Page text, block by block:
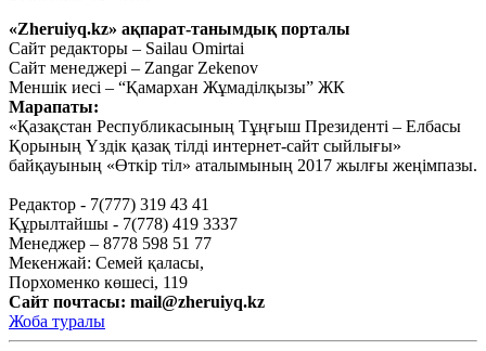
«Сэрге» сенеміз бе, жоқ па?…
Қыркүйек 16, 2020
Ауыл шаруашылығын
дамытпай, бәсекеге қабілетті
экономика құру мүмкін емес
Қыркүйек 15, 2020
Тағы оқу
«Zheruiyq.kz» ақпарат-танымдық порталы
Сайт редакторы – Sailau Omirtai
Сайт менеджері – Zangar Zekenov
Меншік иесі – “Қамархан Жұмаділқызы” ЖК
Марапаты:
«Қазақстан Республикасының Тұңғыш Президенті – Елбасы
Қорының Үздік қазақ тілді интернет-сайт сыйлығы»
байқауының «Өткір тіл» аталымының 2017 жылғы жеңімпазы.
Редактор - 7(777) 319 43 41
Құрылтайшы - 7(778) 419 3337
Менеджер – 8778 598 51 77
Мекенжай: Семей қаласы,
Порхоменко көшесі, 119
Сайт почтасы: mail@zheruiyq.kz
Жоба туралы